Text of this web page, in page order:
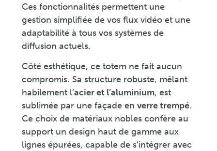
Ces fonctionnalités permettent une
gestion simplifiée de vos flux vidéo et une
adaptabilité à tous vos systèmes de
diffusion actuels.
Côté esthétique, ce totem ne fait aucun
compromis. Sa structure robuste, mêlant
habilement l’acier et l’aluminium, est
sublimée par une façade en verre trempé.
Ce choix de matériaux nobles confère au
support un design haut de gamme aux
lignes épurées, capable de s’intégrer avec